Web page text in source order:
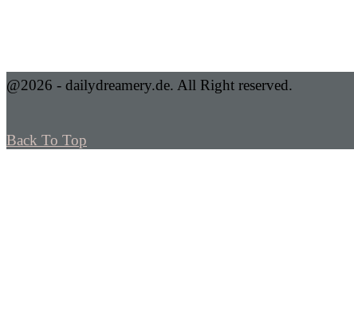
@2026 - dailydreamery.de. All Right reserved.
Back To Top